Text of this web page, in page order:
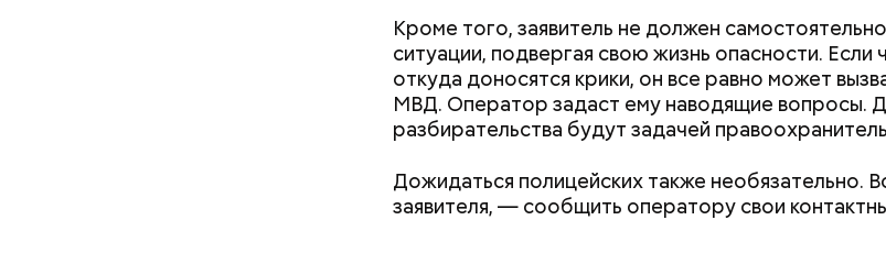
Кроме того, заявитель не должен
ситуации, подвергая свою жизнь опасности. Если
откуда доносятся крики, он все равно может
МВД. Оператор задаст ему наводящие вопросы.
разбирательства будут задачей
Дожидаться полицейских также необязательно.
заявителя, — сообщить оператору свои
Хотела спасти малыша: как
мать и сын погибли при
падении из окна в Раменском
Вода